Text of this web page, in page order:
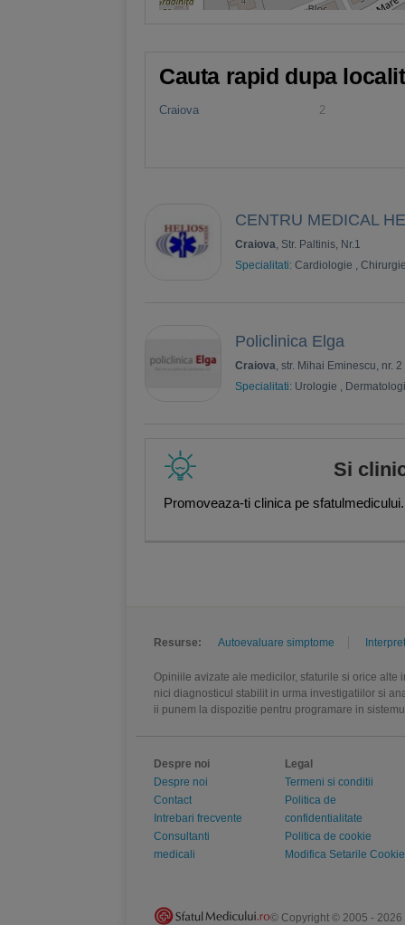
Cauta rapid dupa
Craiova 2
CENTRU MEDICAL
Craiova, Str. Paltinis, Nr.1
Specialitati: Cardiologie ,
Policlinica Elga
Craiova, str. Mihai Eminescu, nr. 2
Specialitati: Urologie ,
Si
Promoveaza-ti clinica pe
Resurse: Autoevaluare simptome
Opiniile avizate ale medicilor, sfaturile si orice
nici diagnosticul stabilit in urma investigatiilor si
ii punem la dispozitie pentru programare in
Despre noi
Despre noi
Contact
Intrebari frecvente
Consultanti
medicali
Legal
Termeni si conditii
Politica de
confidentialitate
Politica de cookie
Modifica Setarile Cookie
© Copyright © 2005 - 2026